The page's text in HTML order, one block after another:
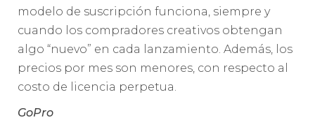
modelo de suscripción funciona, siempre y
cuando los compradores creativos obtengan
algo “nuevo” en cada lanzamiento. Además, los
precios por mes son menores, con respecto al
costo de licencia perpetua.
GoPro